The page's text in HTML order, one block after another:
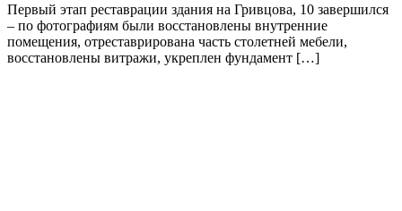
Первый этап реставрации здания на Гривцова, 10 завершился
– по фотографиям были восстановлены внутренние
помещения, отреставрирована часть столетней мебели,
восстановлены витражи, укреплен фундамент […]